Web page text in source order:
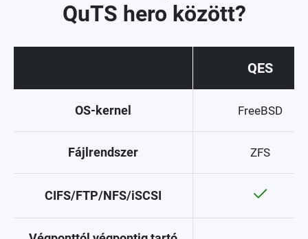
QuTS hero között?
QES
OS-kernel FreeBSD
Fájlrendszer ZFS
CIFS/FTP/NFS/iSCSI